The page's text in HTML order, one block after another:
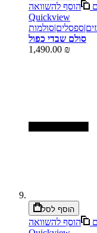
הוסף להשוואה
Quickview
סולם שבדי כפול
1,490.00 ₪
הוסף לסל
הוסף להשוואה